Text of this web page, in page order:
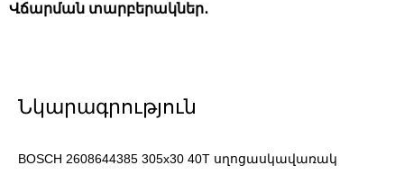
Վճարման տարբերակներ․
Նկարագրություն
BOSCH 2608644385 305x30 40T սղոցասկավառակ